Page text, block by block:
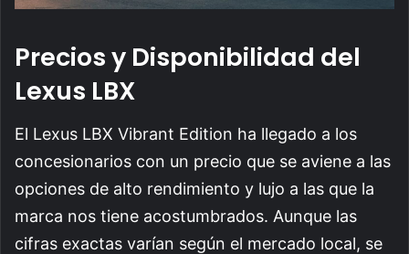
Precios y Disponibilidad del
Lexus LBX
El Lexus LBX Vibrant Edition ha llegado a los
concesionarios con un precio que se aviene a las
opciones de alto rendimiento y lujo a las que la
marca nos tiene acostumbrados. Aunque las
cifras exactas varían según el mercado local, se